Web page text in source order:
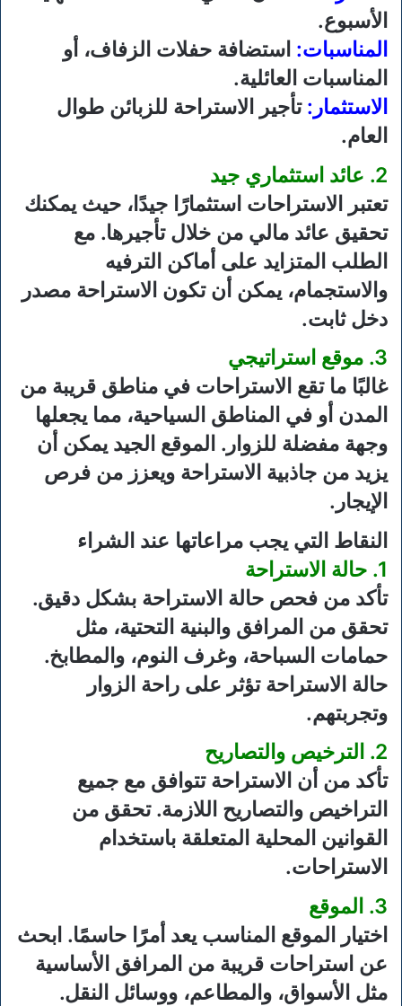
الأسبوع.
المناسبات: استضافة حفلات الزفاف، أو
المناسبات العائلية.
الاستثمار: تأجير الاستراحة للزبائن طوال
العام.
2. عائد استثماري جيد
تعتبر الاستراحات استثمارًا جيدًا، حيث يمكنك
تحقيق عائد مالي من خلال تأجيرها. مع
الطلب المتزايد على أماكن الترفيه
والاستجمام، يمكن أن تكون الاستراحة مصدر
دخل ثابت.
3. موقع استراتيجي
غالبًا ما تقع الاستراحات في مناطق قريبة من
المدن أو في المناطق السياحية، مما يجعلها
وجهة مفضلة للزوار. الموقع الجيد يمكن أن
يزيد من جاذبية الاستراحة ويعزز من فرص
الإيجار.
النقاط التي يجب مراعاتها عند الشراء
1. حالة الاستراحة
تأكد من فحص حالة الاستراحة بشكل دقيق.
تحقق من المرافق والبنية التحتية، مثل
حمامات السباحة، وغرف النوم، والمطابخ.
حالة الاستراحة تؤثر على راحة الزوار
وتجربتهم.
2. الترخيص والتصاريح
تأكد من أن الاستراحة تتوافق مع جميع
التراخيص والتصاريح اللازمة. تحقق من
القوانين المحلية المتعلقة باستخدام
الاستراحات.
3. الموقع
اختيار الموقع المناسب يعد أمرًا حاسمًا. ابحث
عن استراحات قريبة من المرافق الأساسية
مثل الأسواق، والمطاعم، ووسائل النقل.